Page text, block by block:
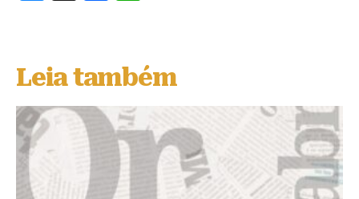
s
k
y
e
b
o
o
k
s
A
p
p
Leia também